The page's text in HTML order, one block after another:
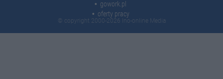
gowork.pl
oferty pracy
© copyright 2000-2026 Ino-online Media